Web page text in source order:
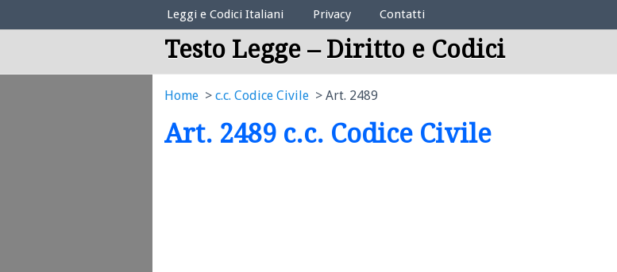
Elenco Codici Legali
Leggi e Codici Italiani Privacy Contatti
Testo Legge – Diritto e Codici
Home c.c. Codice Civile Art. 2489
Art. 2489 c.c. Codice Civile